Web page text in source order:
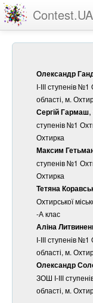
Contest.UA
Статистика
Про проект
реєстрація
Олександр
І-ІІІ ступенів
області, м.
Сергій Гармаш,
ступенів №1
Охтирка
Максим
ступенів №1
Охтирка
Тетяна
Охтирської
-А клас
Аліна
І-ІІІ ступенів
області, м.
Олександр
ЗОШ І-ІІІ
області, м.